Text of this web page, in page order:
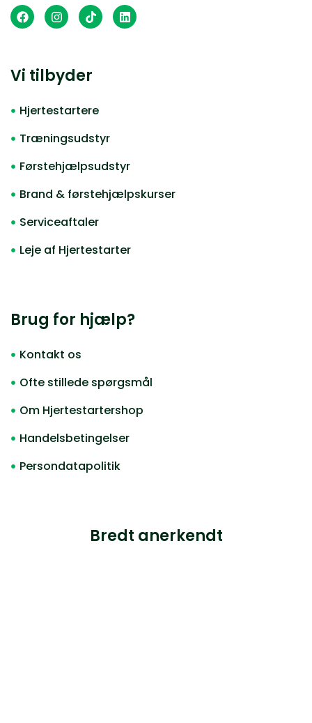
Vi tilbyder
Hjertestartere
Træningsudstyr
Førstehjælpsudstyr
Brand & førstehjælpskurser
Serviceaftaler
Leje af Hjertestarter
Brug for hjælp?
Kontakt os
Ofte stillede spørgsmål
Om Hjertestartershop
Handelsbetingelser
Persondatapolitik
Bredt anerkendt